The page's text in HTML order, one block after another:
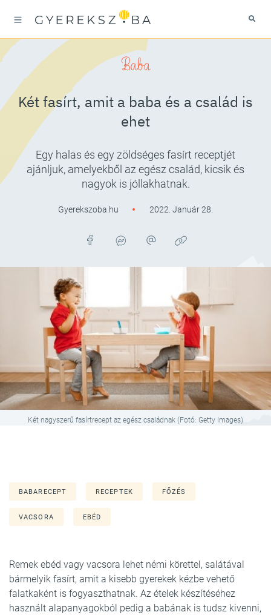
Baba
Két fasírt, amit a baba és a család is
ehet
Egy halas és egy zöldséges fasírt receptjét
ajánljuk, amelyekből az egész család, kicsik és
nagyok is jóllakhatnak.
Gyerekszoba.hu 2022. Január 28.
Két nagyszerű fasírtrecept az egész családnak (Fotó: Getty Images)
BABARECEPT RECEPTEK FŐZÉS
VACSORA EBÉD
Remek ebéd vagy vacsora lehet némi körettel, salátával
bármelyik fasírt, amit a kisebb gyerekek kézbe vehető
falatkaként is fogyaszthatnak. Az ételek készítéséhez
használt alapanyagokból pedig a babának is tudsz kivenni,